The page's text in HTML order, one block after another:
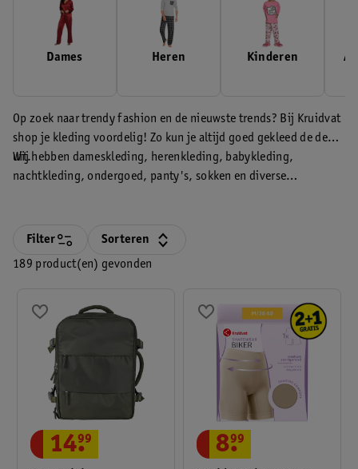
Dames Heren Kinderen
Op zoek naar trendy fashion en de nieuwste trends? Bij Kruidvat
shop je kleding voordelig! Zo kun je altijd goed gekleed de deur
uit.
Wij hebben dameskleding, herenkleding, babykleding,
nachtkleding, ondergoed, panty's, sokken en diverse
189 product(en) gevonden
Filter Sorteren
14.
99 8.
99